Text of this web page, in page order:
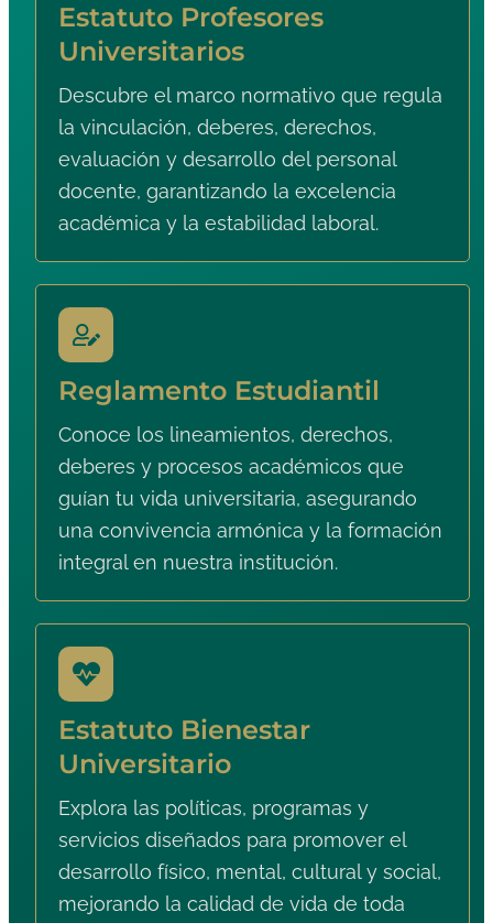
Estatuto Profesores
Universitarios
Descubre el marco normativo que regula
la vinculación, deberes, derechos,
evaluación y desarrollo del personal
docente, garantizando la excelencia
académica y la estabilidad laboral.
Reglamento Estudiantil
Conoce los lineamientos, derechos,
deberes y procesos académicos que
guían tu vida universitaria, asegurando
una convivencia armónica y la formación
integral en nuestra institución.
Estatuto Bienestar
Universitario
Explora las políticas, programas y
servicios diseñados para promover el
desarrollo físico, mental, cultural y social,
mejorando la calidad de vida de toda